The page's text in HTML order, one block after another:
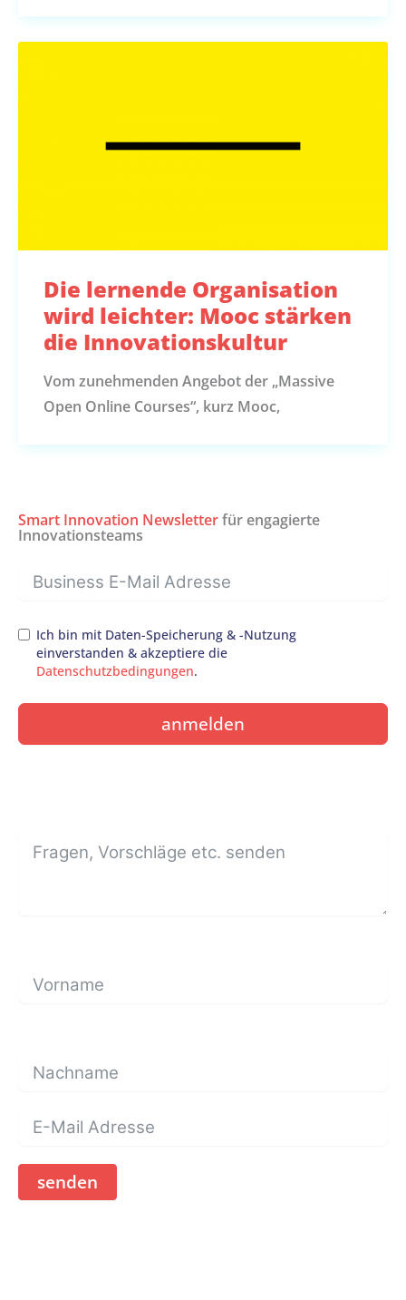
Die lernende Organisation
wird leichter: Mooc stärken
die Innovationskultur
Vom zunehmenden Angebot der „Massive
Open Online Courses“, kurz Mooc,
Smart Innovation Newsletterfür engagierte
Innovationsteams
Ich bin mit Daten-Speicherung & -Nutzung
einverstanden & akzeptiere die
Datenschutzbedingungen.
anmelden
senden